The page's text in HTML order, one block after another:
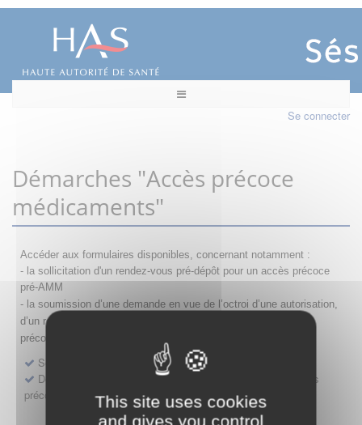
This site uses cookies
and gives you control
Se connecter
Démarches "Accès précoce
médicaments"
Accéder aux formulaires disponibles, concernant notamment :
- la sollicitation d'un rendez-vous pré-dépôt pour un accès précoce
pré-AMM
- la soumission d’une demande en vue de l’octroi d’une autorisation,
d’un renouvellement, d’une modification ou d’un retrait d'accès
précoce
Sollicitation RDV pré-dépôt accès précoce pré-AMM
Déposer une demande ou faire évoluer une décision d'accès
précoce